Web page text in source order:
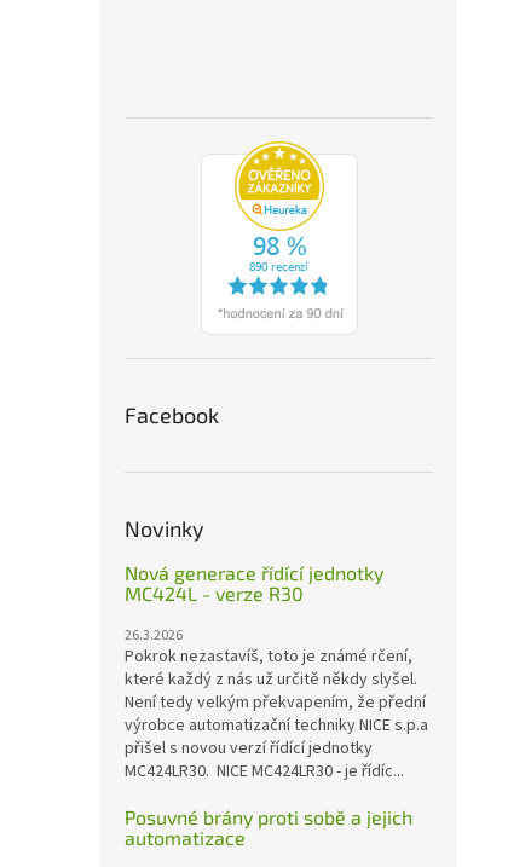
Facebook
Novinky
Nová generace řídící jednotky
MC424L - verze R30
26.3.2026
Pokrok nezastavíš, toto je známé rčení,
které každý z nás už určitě někdy slyšel.
Není tedy velkým překvapením, že přední
výrobce automatizační techniky NICE s.p.a
přišel s novou verzí řídící jednotky
MC424LR30. NICE MC424LR30 - je řídíc...
Posuvné brány proti sobě a jejich
automatizace